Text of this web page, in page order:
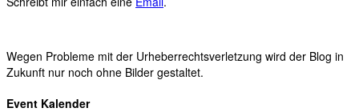
Wegen Probleme mit der Urheberrechtsverletzung wird der Blog in
Zukunft nur noch ohne Bilder gestaltet.
Event Kalender